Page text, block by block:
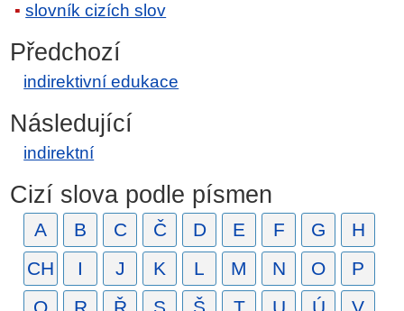
slovník cizích slov
Předchozí
indirektivní edukace
Následující
indirektní
Cizí slova podle písmen
A B C Č D E F G
H
CH
I J K L M N O
P